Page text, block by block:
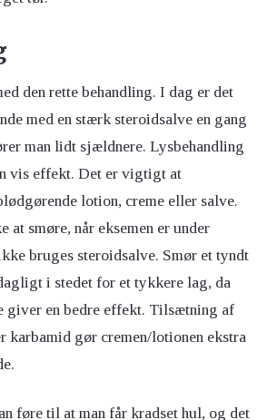
den rette behandling. I dag er det
med en stærk steroidsalve en gang
man lidt sjældnere. Lysbehandling
vis effekt. Det er vigtigt at
lotion, creme eller salve.
at smøre, når eksemen er under
bruges steroidsalve. Smør et tyndt
i stedet for et tykkere lag, da
giver en bedre effekt. Tilsætning af
gør cremen/lotionen ekstra
føre til at man får kradset hul, og det